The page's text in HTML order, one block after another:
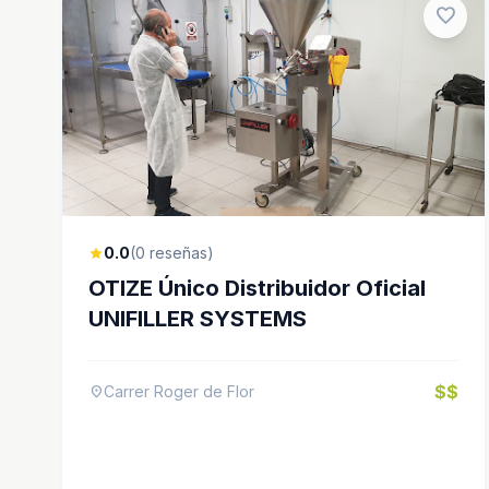
favorite
star0.0(0 reseñas)
OTIZE Único Distribuidor Oficial
UNIFILLER SYSTEMS
location_onCarrer Roger de Flor $$